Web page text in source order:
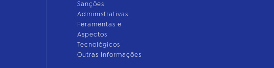
Sanções
Administrativas
Feramentas e
Aspectos
Tecnológicos
Outras Informações